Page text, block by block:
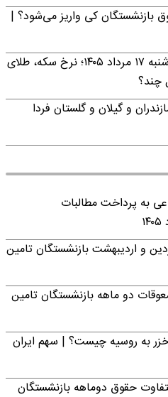
بازنشستگان کی واریز می‌شود؟ |
بروزترین قیمت طلا و دلار امروز شنبه ۱۷ مرداد ۱۴۰۵؛ نرخ سکه، طلای
و گیلان و گلستان فردا
به پرداخت مطالبات
و اردیبهشت بازنشستگان تامین
دو ماهه بازنشستگان تامین
به روسیه چیست؟ | سهم ایران
حقوق دوماهه بازنشستگان